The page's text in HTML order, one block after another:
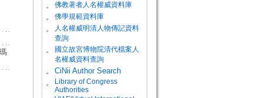
。 佛教著者人名權威資料庫
。 佛學規範資料庫
。
人名權威明清人物傳記資料
查詢
。
國立故宮博物院清代檔案人
名權威資料查詢
。
CiNii Author Search
。
Library of Congress
Authorities